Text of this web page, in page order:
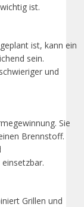
ist.
ist, kann ein
sein.
und
Sie
Brennstoff.
Grillen und